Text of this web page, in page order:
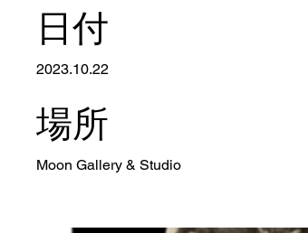
日付
2023.10.22
場所
Moon Gallery & Studio